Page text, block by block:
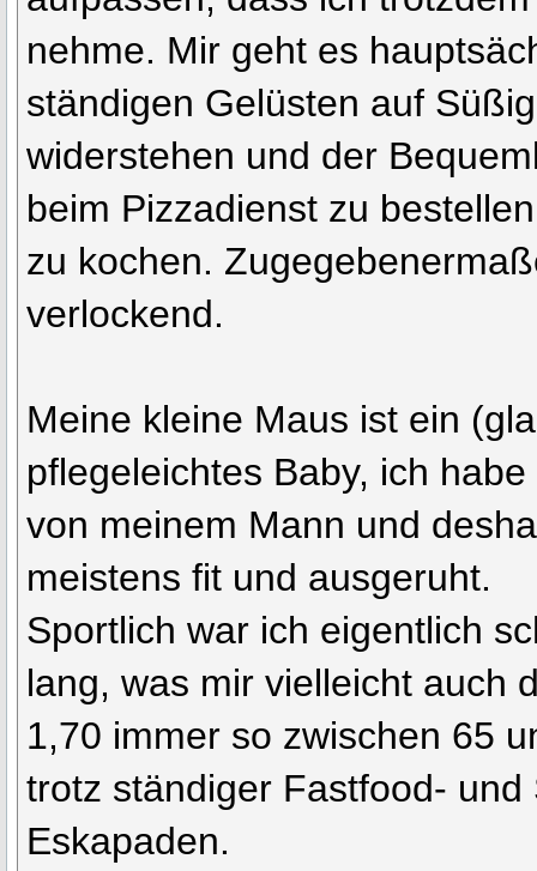
nehme. Mir geht es
ständigen Gelüsten auf
widerstehen und der
beim Pizzadienst zu
zu kochen.
verlockend.
Meine kleine Maus ist ein
pflegeleichtes Baby, ich
von meinem Mann und
meistens fit und ausgeruht.
Sportlich war ich eigentlich
lang, was mir vielleicht auch
1,70 immer so zwischen 65
trotz ständiger Fastfood- und
Eskapaden.